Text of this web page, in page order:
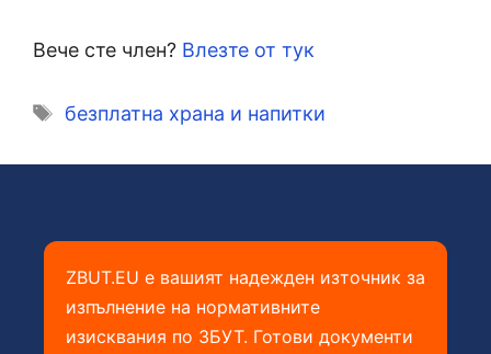
Вече сте член? Влезте от тук
Етикети
безплатна храна и напитки
ZBUT.EU е вашият надежден източник за
изпълнение на нормативните
изисквания по ЗБУТ. Готови документи